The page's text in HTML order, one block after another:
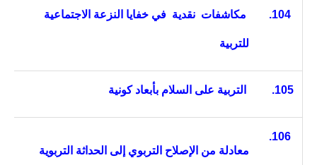
104. مكاشفات نقدية في خفايا النزعة الاجتماعية
للتربية
105. التربية على السلام بأبعاد كونية
106.
معادلة من الإصلاح التربوي إلى الحداثة التربوية